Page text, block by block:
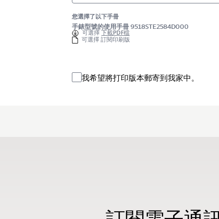
您選擇了以下手冊
手錶型號的使用手冊 9518STE2584D000
可選擇下載PDF檔
可選擇 訂閱印刷版
我希望將打印版本郵寄到我家中。